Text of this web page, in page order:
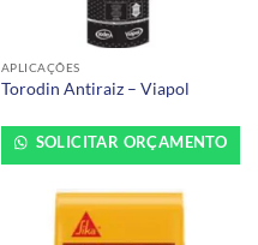
APLICAÇÕES
Torodin Antiraiz – Viapol
SOLICITAR ORÇAMENTO